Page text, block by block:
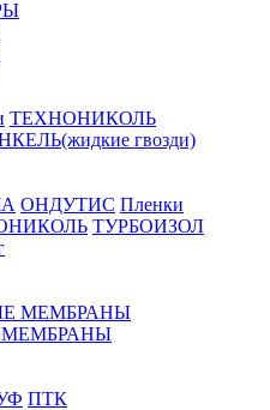
ТЕХНОНИКОЛЬ
гвозди)
ОНДУТИС Пленки
ТУРБОИЗОЛ
ПТК